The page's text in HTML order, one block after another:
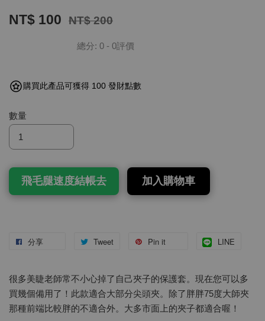
NT$ 100 NT$ 200
總分: 0 - 0評價
購買此產品可獲得 100 發財點數
數量
飛毛腿速度結帳去 加入購物車
分享 Tweet Pin it LINE
很多美睫老師常不小心掉了自己夾子的保護套。現在您可以多
買幾個備用了！此款適合大部分尖頭夾。除了胖胖75度大師夾
那種前端比較胖的不適合外。大多市面上的夾子都適合喔！